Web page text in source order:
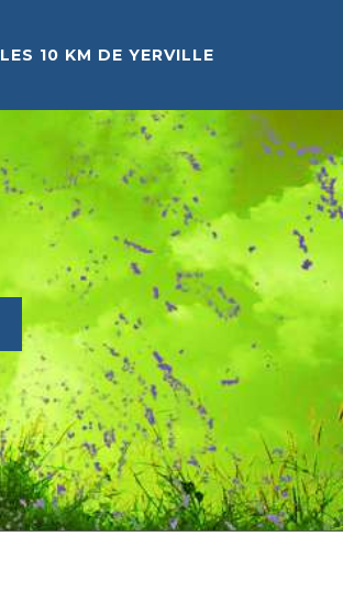
LES 10 KM DE YERVILLE